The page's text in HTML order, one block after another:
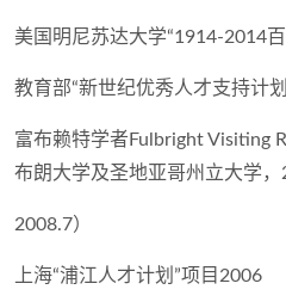
美国明尼苏达大学“1914-2014
教育部“新世纪优秀人才支持计
富布赖特学者Fulbright Visiting
布朗大学及圣地亚哥州立大学，
2008.7）
上海“浦江人才计划”项目2006